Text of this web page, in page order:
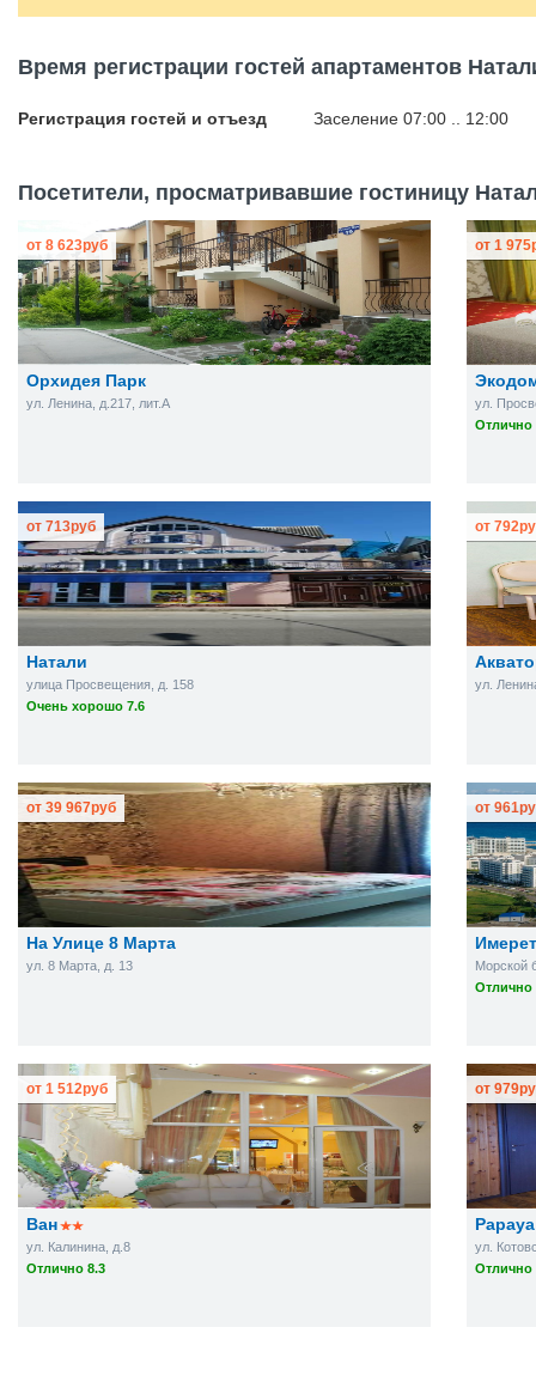
Время регистрации гостей апартаментов
Регистрация гостей и отъезд Заселение 07:00 .. 12:00
Посетители, просматривавшие гостиницу
Орхидея Парк
ул. Ленина, д.217, лит.А
от 8 623руб
ул.
Отлично
от 1 975
Натали
улица Просвещения, д. 158
Очень хорошо 7.6
от 713руб
ул.
от 792
На Улице 8 Марта
ул. 8 Марта, д. 13
от 39 967руб
Морской
Отлично
от 961
Ван
ул. Калинина, д.8
Отлично 8.3
от 1 512руб
ул.
Отлично
от 979